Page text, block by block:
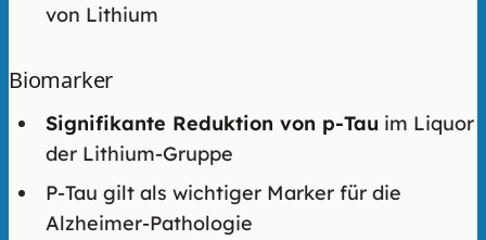
von Lithium
Biomarker
Signifikante Reduktion von p-Tau im Liquor
der Lithium-Gruppe
P-Tau gilt als wichtiger Marker für die
Alzheimer-Pathologie